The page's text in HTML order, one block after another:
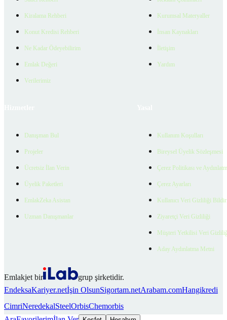
Kiralama Rehberi
Konut Kredisi Rehberi
Ne Kadar Ödeyebilirim
Emlak Değeri
Verilerimiz
Kurumsal Materyaller
İnsan Kaynakları
İletişim
Yardım
Danışman Bul
Projeler
Ücretsiz İlan Verin
Üyelik Paketleri
EmlakZeka Asistan
Uzman Danışmanlar
Kullanım Koşulları
Bireysel Üyelik Sözleşmesi
Çerez Politikası ve
Çerez Ayarları
Kullanıcı Veri Gizliliği
Ziyaretçi Veri Gizliliği
Müşteri Yetkilisi Veri
Aday Aydınlatma Metni
Emlakjet bir
grup şirketidir.
EndeksaKariyer.netİşin OlsunSigortam.netArabam.comHangikredi
CimriNeredekalSteelOrbisChemorbis